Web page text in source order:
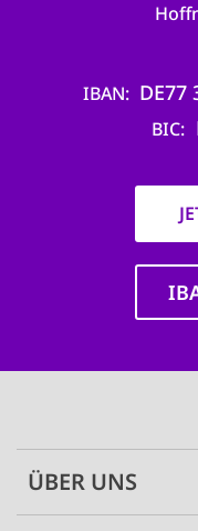
IBAN DE77
BIC
ÜBER UNS